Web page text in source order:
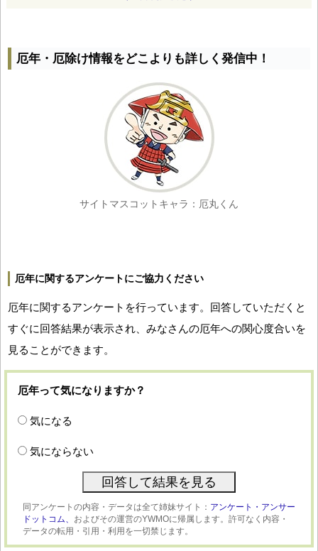
厄年・厄除け情報をどこよりも詳しく発信中！
サイトマスコットキャラ：厄丸くん
厄年に関するアンケートにご協力ください
厄年に関するアンケートを行っています。回答していただくと
すぐに回答結果が表示され、みなさんの厄年への関心度合いを
見ることができます。
厄年って気になりますか？
気になる
気にならない
同アンケートの内容・データは全て姉妹サイト： アンケート・アンサー
ドットコム、 およびその運営のYWMOに帰属します。許可なく内容・
データの転用・引用・利用を一切禁じます。